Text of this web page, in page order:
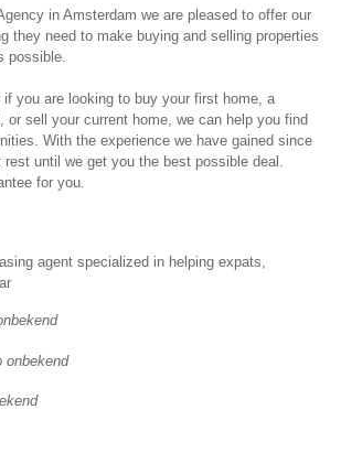
in Amsterdam we are pleased to offer our
they need to make buying and selling properties
possible.
if you are looking to buy your first home, a
or sell your current home, we can help you find
With the experience we have gained since
rest until we get you the best possible deal.
for you.
agent specialized in helping expats,
onbekend